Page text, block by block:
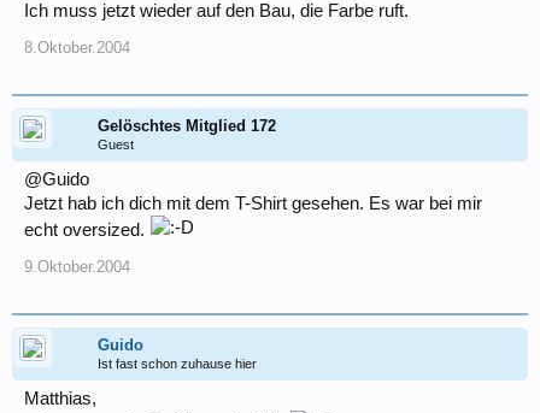
Ich muss jetzt wieder auf den Bau, die Farbe ruft.
8.Oktober.2004
Gelöschtes Mitglied 172
Guest
@Guido
Jetzt hab ich dich mit dem T-Shirt gesehen. Es war bei mir
echt oversized.
9.Oktober.2004
Guido
Ist fast schon zuhause hier
Matthias,